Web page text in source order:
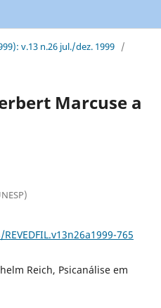
v.13 n.26 jul./dez. 1999 /
Marcuse a
765
Reich, Psicanálise em